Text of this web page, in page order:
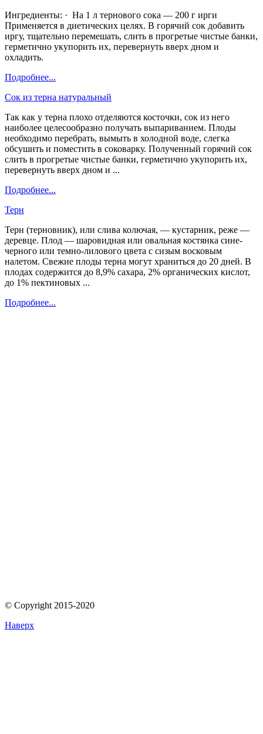
Ингредиенты: · На 1 л тернового сока — 200 г ирги
Применяется в диетических целях. В горячий сок добавить
иргу, тщательно перемешать, слить в прогретые чистые банки,
герметично укупорить их, перевернуть вверх дном и
охладить.
Подробнее...
Сок из терна натуральный
Так как у терна плохо отделяются косточки, сок из него
наиболее целесообразно получать выпариванием. Плоды
необходимо перебрать, вымыть в холодной воде, слегка
обсушить и поместить в соковарку. Полученный горячий сок
слить в прогретые чистые банки, герметично укупорить их,
перевернуть вверх дном и ...
Подробнее...
Терн
Терн (терновник), или слива колючая, — кустарник, реже —
деревце. Плод — шаровидная или овальная костянка сине-
черного или темно-лилового цвета с сизым восковым
налетом. Свежие плоды терна могут храниться до 20 дней. В
плодах содержится до 8,9% сахара, 2% органических кислот,
до 1% пектиновых ...
Подробнее...
© Copyright 2015-2020
Наверх